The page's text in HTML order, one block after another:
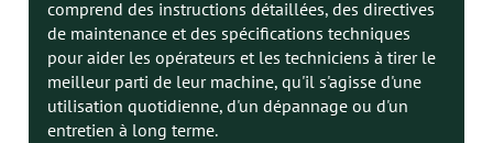
comprend des instructions détaillées, des directives
de maintenance et des spécifications techniques
pour aider les opérateurs et les techniciens à tirer le
meilleur parti de leur machine, qu'il s'agisse d'une
utilisation quotidienne, d'un dépannage ou d'un
entretien à long terme.